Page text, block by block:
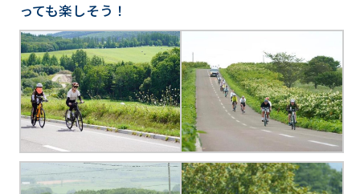
っても楽しそう！